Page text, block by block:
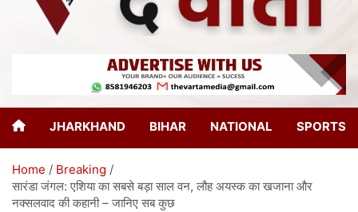
The Varta
JHARKHAND BIHAR NATIONAL SPORTS
Home
Breaking
सारंडा जंगल: एशिया का सबसे बड़ा साल वन, लौह अयस्क का खजाना और
नक्सलवाद की कहानी – जानिए सब कुछ